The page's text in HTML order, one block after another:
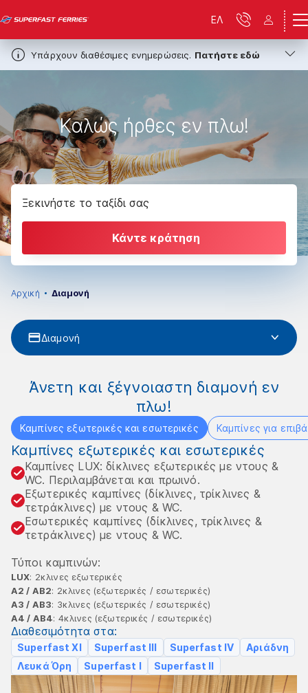
Υπάρχουν διαθέσιμες ενημερώσεις. Πατήστε εδώ
ΕΛ
Καλώς ήρθες εν πλω!
Ξεκινήστε το ταξίδι σας
Κάντε κράτηση
Αρχική Διαμονή
Διαμονή
Άνετη και ξέγνοιαστη διαμονή εν
πλω!
Καμπίνες εξωτερικές και εσωτερικές Καμπίνες για
Καμπίνες εξωτερικές και εσωτερικές
Καμπίνες LUX: δίκλινες εξωτερικές με ντους &
WC. Περιλαμβάνεται και πρωινό.
Εξωτερικές καμπίνες (δίκλινες, τρίκλινες &
τετράκλινες) με ντους & WC.
Εσωτερικές καμπίνες (δίκλινες, τρίκλινες &
τετράκλινες) με ντους & WC.
Τύποι καμπινών:
LUX: 2κλινες εξωτερικές
Α2 / ΑΒ2: 2κλινες (εξωτερικές / εσωτερικές)
Α3 / ΑΒ3: 3κλινες (εξωτερικές / εσωτερικές)
Α4 / ΑΒ4: 4κλινες (εξωτερικές / εσωτερικές)
Διαθεσιμότητα στα:
Superfast XI Superfast III Superfast IV
Αριάδνη
Λευκά Όρη
Superfast I Superfast II